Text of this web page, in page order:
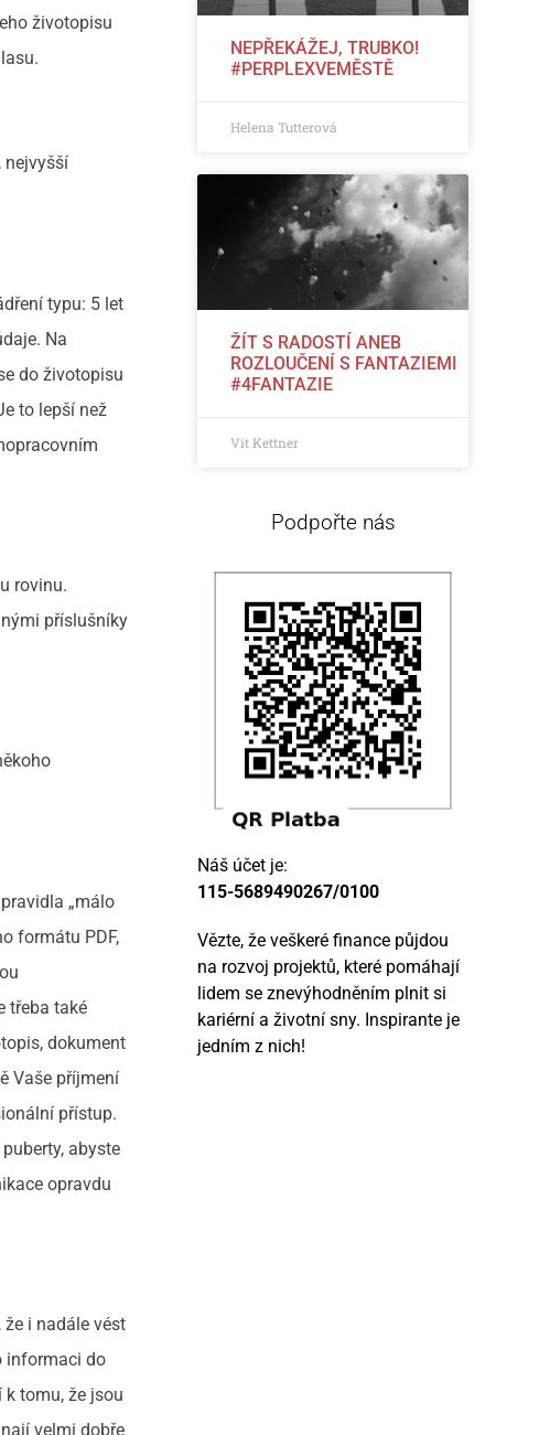
životopisu
nejvyšší
typu: 5 let
Na
do životopisu
to lepší než
rovinu.
příslušníky
„málo
formátu PDF,
třeba také
dokument
Vaše příjmení
přístup.
abyste
opravdu
i nadále vést
informaci do
tomu, že jsou
velmi dobře
NEPŘEKÁŽEJ, TRUBKO!
#PERPLEXVEMĚSTĚ
Helena Tutterová
ŽÍT S RADOSTÍ ANEB
ROZLOUČENÍ S FANTAZIEMI
#4FANTAZIE
Vít Kettner
Podpořte nás
Náš účet je:
115-5689490267/0100
Vězte, že veškeré finance půjdou
na rozvoj projektů, které pomáhají
lidem se znevýhodněním plnit si
kariérní a životní sny. Inspirante je
jedním z nich!